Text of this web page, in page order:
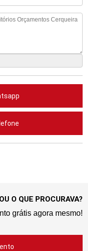
O QUE PROCURAVA?
grátis agora mesmo!